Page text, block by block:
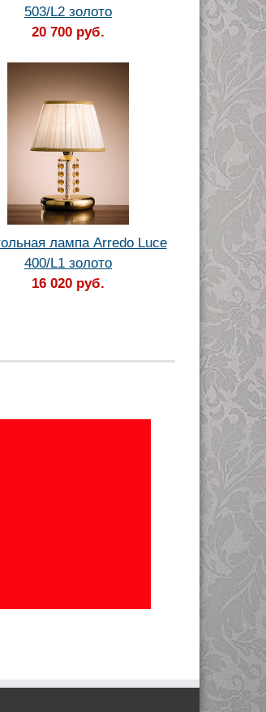
503/L2 золото
20 700 руб.
лампа Arredo Luce
400/L1 золото
16 020 руб.